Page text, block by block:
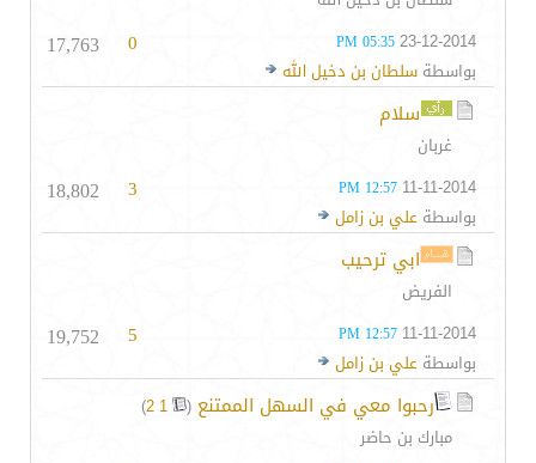
23-12-2014
05:35 PM
بواسطة سلطان بن دخيل الله
0
17,763
سلام
غربان
11-11-2014
12:57 PM
بواسطة علي بن زامل
3
18,802
ابي ترحيب
الفريض
11-11-2014
12:57 PM
بواسطة علي بن زامل
5
19,752
رحبوا معي في السهل الممتنع (
1
2
)
مبارك بن حاضر